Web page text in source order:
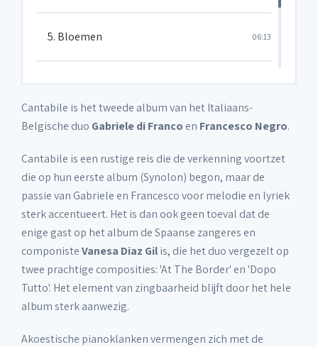
5. Bloemen 06:13
6. Ombre 04:45
7. Oh My Love 04:21
Cantabile is het tweede album van het Italiaans-
Belgische duo Gabriele di Franco en Francesco Negro.
Cantabile is een rustige reis die de verkenning voortzet
die op hun eerste album (Synolon) begon, maar de
passie van Gabriele en Francesco voor melodie en lyriek
sterk accentueert. Het is dan ook geen toeval dat de
enige gast op het album de Spaanse zangeres en
componisteVanesa Diaz Gilis, die het duo vergezelt op
twee prachtige composities: 'At The Border' en 'Dopo
Tutto'. Het element van zingbaarheid blijft door het hele
album sterk aanwezig.
Akoestische pianoklanken vermengen zich met de